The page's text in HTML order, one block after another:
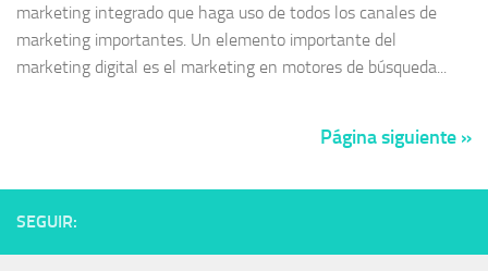
marketing integrado que haga uso de todos los canales de
marketing importantes. Un elemento importante del
marketing digital es el marketing en motores de búsqueda...
Página siguiente »
SEGUIR: